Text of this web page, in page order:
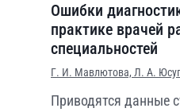
Ошибки
практике врачей
специальностей
Г. И. Мавлютова, Л. А.
Приводятся данные